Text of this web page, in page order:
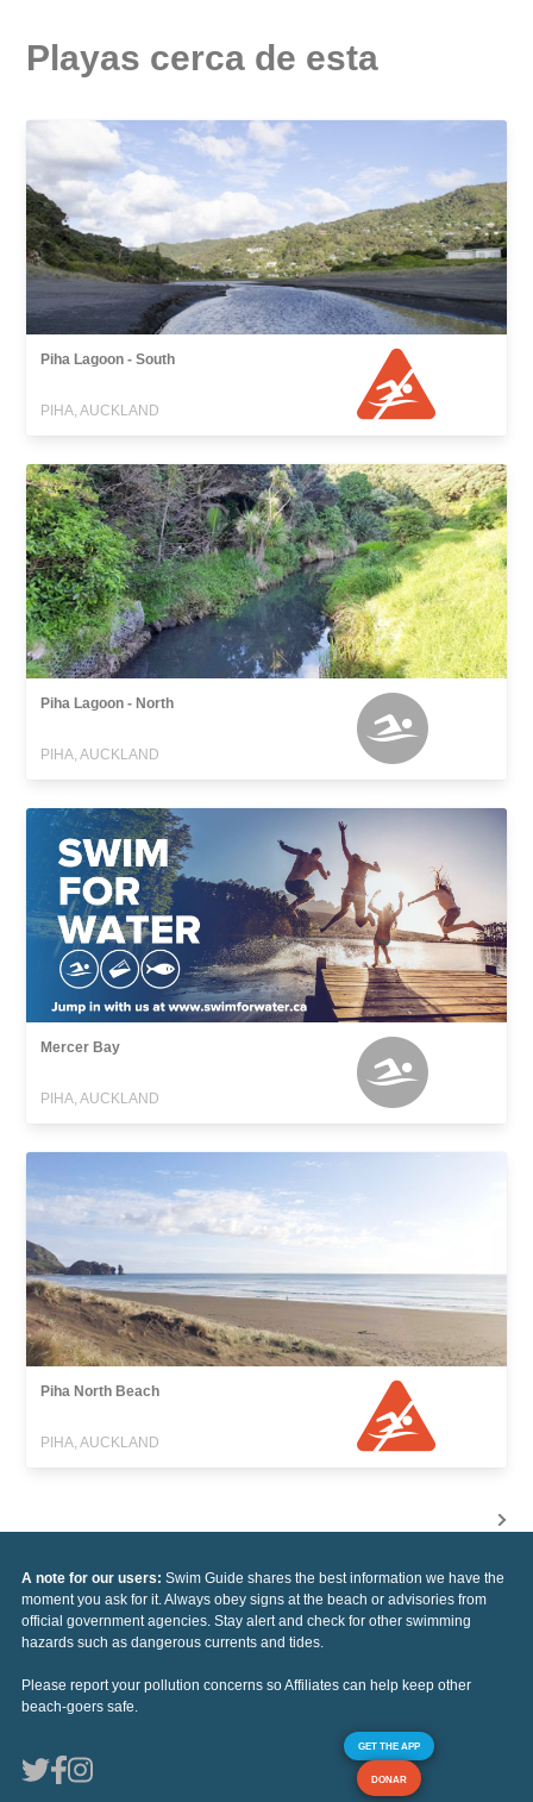
Playas cerca de esta
Piha Lagoon - South
PIHA, AUCKLAND
Piha Lagoon - North
PIHA, AUCKLAND
Mercer Bay
PIHA, AUCKLAND
Piha North Beach
PIHA, AUCKLAND
A note for our users: Swim Guide shares the best information we have the
moment you ask for it. Always obey signs at the beach or advisories from
official government agencies. Stay alert and check for other swimming
hazards such as dangerous currents and tides.
Please report your pollution concerns so Affiliates can help keep other
beach-goers safe.
GET THE APP
DONAR